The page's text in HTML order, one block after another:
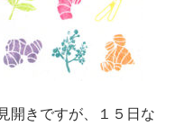
開きですが、１５日な